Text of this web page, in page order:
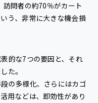
問者の約70％がカート
う、非常に大きな機会損
的な7つの要因と、それ
た。
の多様化、さらにはカゴ
用などは、即効性があり